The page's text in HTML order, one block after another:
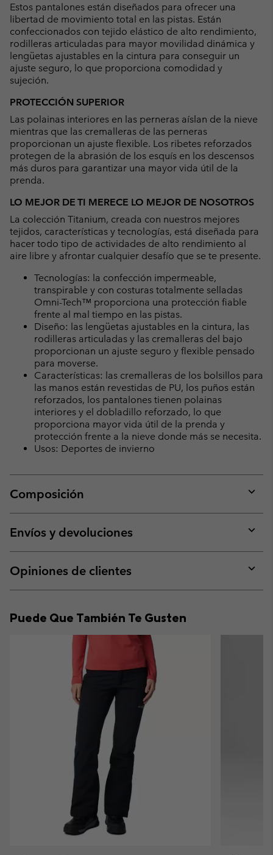
Estos pantalones están diseñados para ofrecer una
libertad de movimiento total en las pistas. Están
confeccionados con tejido elástico de alto rendimiento,
rodilleras articuladas para mayor movilidad dinámica y
lengüetas ajustables en la cintura para conseguir un
ajuste seguro, lo que proporciona comodidad y
sujeción.
PROTECCIÓN SUPERIOR
Las polainas interiores en las perneras aíslan de la nieve
mientras que las cremalleras de las perneras
proporcionan un ajuste flexible. Los ribetes reforzados
protegen de la abrasión de los esquís en los descensos
más duros para garantizar una mayor vida útil de la
prenda.
LO MEJOR DE TI MERECE LO MEJOR DE NOSOTROS
La colección Titanium, creada con nuestros mejores
tejidos, características y tecnologías, está diseñada para
hacer todo tipo de actividades de alto rendimiento al
aire libre y afrontar cualquier desafío que se te presente.
Tecnologías: la confección impermeable,
transpirable y con costuras totalmente selladas
Omni-Tech™ proporciona una protección fiable
frente al mal tiempo en las pistas.
Diseño: las lengüetas ajustables en la cintura, las
rodilleras articuladas y las cremalleras del bajo
proporcionan un ajuste seguro y flexible pensado
para moverse.
Características: las cremalleras de los bolsillos para
las manos están revestidas de PU, los puños están
reforzados, los pantalones tienen polainas
interiores y el dobladillo reforzado, lo que
proporciona mayor vida útil de la prenda y
protección frente a la nieve donde más se necesita.
Usos: Deportes de invierno
Composición
or
Envíos y devoluciones
or
Opiniones de clientes
or
Puede Que También Te Gusten